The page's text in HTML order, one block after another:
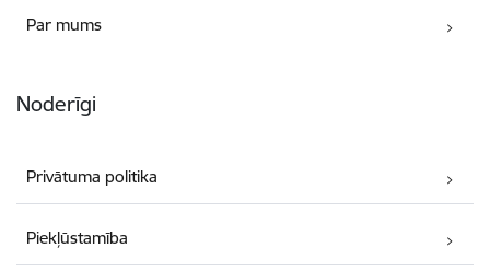
Par mums
Noderīgi
Privātuma politika
Piekļūstamība